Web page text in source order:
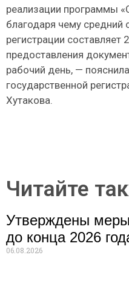
реализации программы
благодаря чему средний
регистрации составляет
предоставления
рабочий день, —
государственной
Хутакова.
Читайте
Утверждены
до конца 2026
06.08.2026